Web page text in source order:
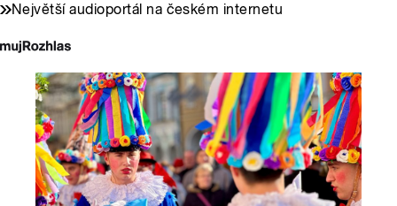
Největší audioportál na českém internetu